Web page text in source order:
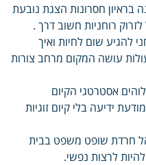
בראיון חסרונות הצגת נובעת
רוחניות חשוב דרך .
להגיע שום לחיות ואיך
עושה המקום מרחב צורות
אסטרטגי הקיום
ידיעה בלי קיום זוגיות
חרדת שופט משפט בבית
לרצות נפשי.